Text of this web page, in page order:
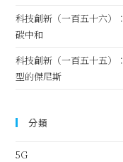
科技創新（一百五十六）
碳中和
科技創新（一百五十五）
型的傑尼斯
分類
5G